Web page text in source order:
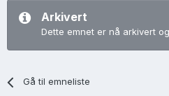
Arkivert
Dette emnet er nå arkivert
Gå til emneliste